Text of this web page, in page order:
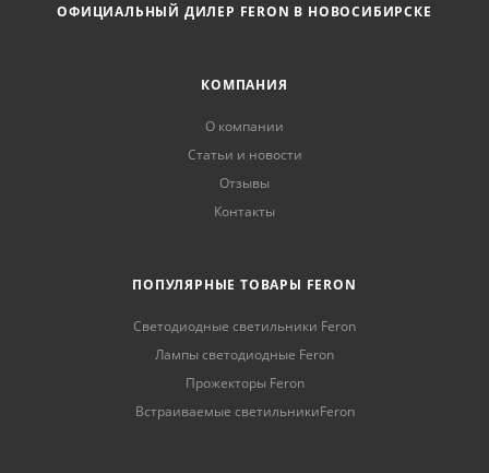
ОФИЦИАЛЬНЫЙ ДИЛЕР FERON В НОВОСИБИРСКЕ
КОМПАНИЯ
О компании
Статьи и новости
Отзывы
Контакты
ПОПУЛЯРНЫЕ ТОВАРЫ FERON
Светодиодные светильники Feron
Лампы светодиодные Feron
Прожекторы Feron
Встраиваемые светильникиFeron